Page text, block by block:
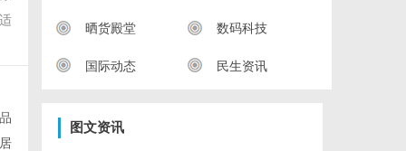
晒货殿堂 数码科技
国际动态 民生资讯
图文资讯